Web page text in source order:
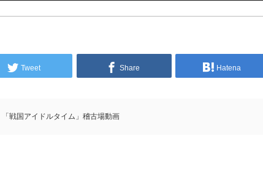
Tweet Share Hatena
「戦国アイドルタイム」稽古場動画